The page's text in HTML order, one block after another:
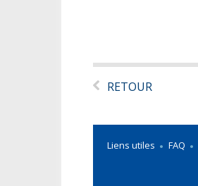
RETOUR
Liens utiles FAQ